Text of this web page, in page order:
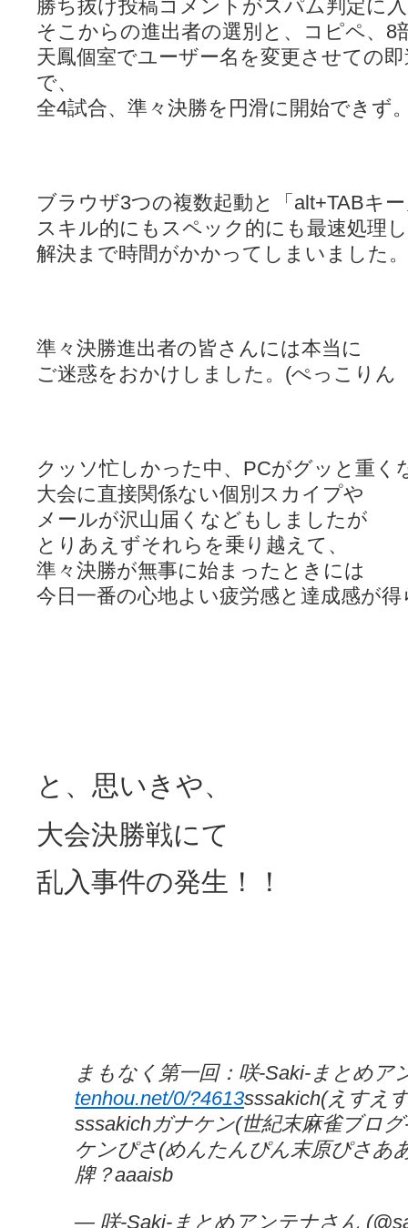
勝ち抜け投稿コメントがスパム判定に
そこからの進出者の選別と、コピペ、8
天鳳個室でユーザー名を変更させての
で、
全4試合、準々決勝を円滑に開始できず
ブラウザ3つの複数起動と「alt+TABキ
スキル的にもスペック的にも最速処理
解決まで時間がかかってしまいました。
準々決勝進出者の皆さんには本当に
ご迷惑をおかけしました。(ぺっこりん
クッソ忙しかった中、PCがグッと重く
大会に直接関係ない個別スカイプや
メールが沢山届くなどもしましたが
とりあえずそれらを乗り越えて、
準々決勝が無事に始まったときには
今日一番の心地よい疲労感と達成感が
と、思いきや、
大会決勝戦にて
乱入事件の発生！！
まもなく第一回：咲-Saki-まとめア
tenhou.net/0/?4613sssakich(えすえ
sssakichガナケン(世紀末麻雀ブロ
ケンぴさ(めんたんぴん末原ぴさあ
牌？aaaisb
— 咲-Saki-まとめアンテナさん